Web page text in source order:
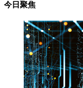
今日聚焦